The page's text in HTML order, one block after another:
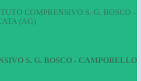
COMPRENSIVO S. G. BOSCO -
(AG)
S. G. BOSCO - CAMPOBELLO